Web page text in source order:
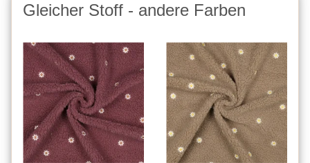
Gleicher Stoff - andere Farben